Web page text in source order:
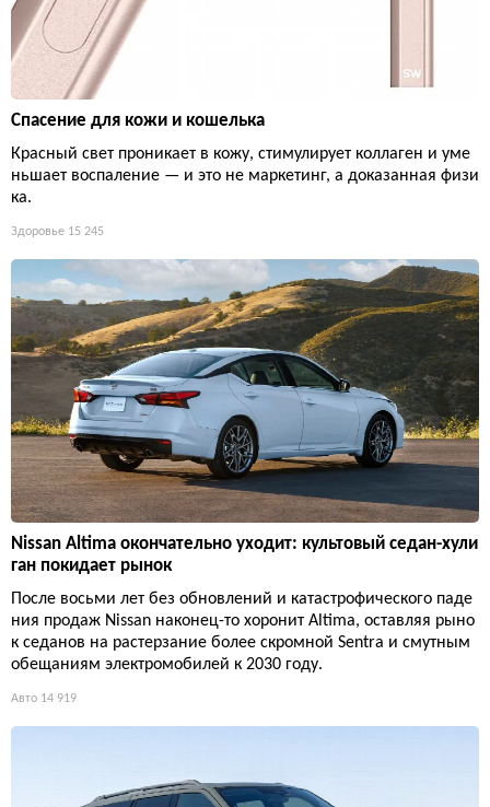
Спасение для кожи и кошелька
Красный свет проникает в кожу, стимулирует коллаген и уме
ньшает воспаление — и это не маркетинг, а доказанная физи
ка.
Здоровье 15 245
Nissan Altima окончательно уходит: культовый седан-хули
ган покидает рынок
После восьми лет без обновлений и катастрофического паде
ния продаж Nissan наконец-то хоронит Altima, оставляя рыно
к седанов на растерзание более скромной Sentra и смутным
обещаниям электромобилей к 2030 году.
Авто 14 919